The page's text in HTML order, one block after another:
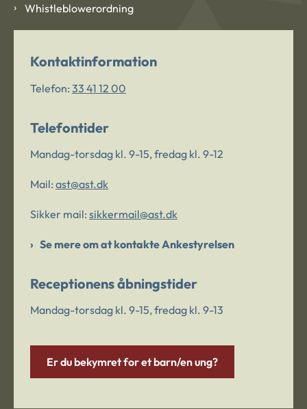
Whistleblowerordning
Kontaktinformation
Telefon: 33 41 12 00
Telefontider
Mandag-torsdag kl. 9-15, fredag kl. 9-12
Mail: ast@ast.dk
Sikker mail: sikkermail@ast.dk
Se mere om at kontakte Ankestyrelsen
Receptionens åbningstider
Mandag-torsdag kl. 9-15, fredag kl. 9-13
Er du bekymret for et barn/en ung?